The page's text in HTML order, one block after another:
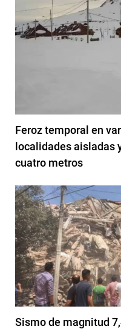
Feroz temporal en
localidades aisladas
cuatro metros
Sismo de magnitud